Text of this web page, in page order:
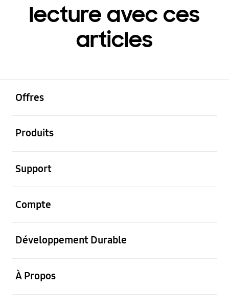
lecture avec ces
articles
Offres
Produits
Support
Compte
Développement Durable
À Propos